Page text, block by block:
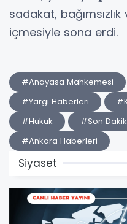
sadakat,
içmesiyle sona erdi.
#Anayasa Mahkemesi
#Yargı Haberleri
#Hukuk
#Son
#Ankara Haberleri
Siyaset